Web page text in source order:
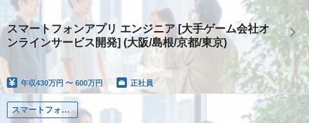
スマートフォンアプリ エンジニア [大手ゲーム会社オ
ンラインサービス開発] (大阪/島根/京都/東京)
年収430万円 〜 600万円 正社員
スマートフォンアプリエンジニア